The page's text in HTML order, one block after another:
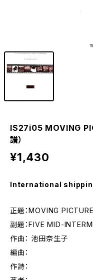
IS27i05 MOVING
譜）
¥1,430
International
正題：MOVING
副題：FIVE MID-
作曲： 池田奈生子
編曲：
作詩：